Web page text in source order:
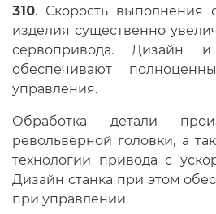
310. Скорость выполнения
изделия существенно
сервопривода. Дизайн и
обеспечивают
управления.
Обработка детали
револьверной головки, а
технологии привода с
Дизайн станка при этом
при управлении.